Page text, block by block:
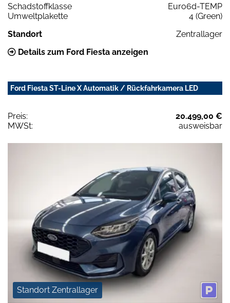
Schadstoffklasse
Euro6d-TEMP
Umweltplakette
4 (Green)
Standort
Zentrallager
Details zum Ford Fiesta anzeigen
Ford Fiesta ST-Line X Automatik / Rückfahrkamera LED
Preis:
20.499,00 €
MWSt:
ausweisbar
Standort Zentrallager